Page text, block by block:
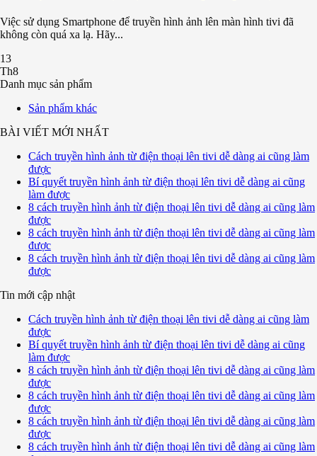
Việc sử dụng Smartphone để truyền hình ảnh lên màn hình tivi đã
không còn quá xa lạ. Hãy...
13
Th8
Danh mục sản phẩm
Sản phẩm khác
BÀI VIẾT MỚI NHẤT
Cách truyền hình ảnh từ điện thoại lên tivi dễ dàng ai cũng làm
được
Bí quyết truyền hình ảnh từ điện thoại lên tivi dễ dàng ai cũng
làm được
8 cách truyền hình ảnh từ điện thoại lên tivi dễ dàng ai cũng làm
được
8 cách truyền hình ảnh từ điện thoại lên tivi dễ dàng ai cũng làm
được
8 cách truyền hình ảnh từ điện thoại lên tivi dễ dàng ai cũng làm
được
Tin mới cập nhật
Cách truyền hình ảnh từ điện thoại lên tivi dễ dàng ai cũng làm
được
Bí quyết truyền hình ảnh từ điện thoại lên tivi dễ dàng ai cũng
làm được
8 cách truyền hình ảnh từ điện thoại lên tivi dễ dàng ai cũng làm
được
8 cách truyền hình ảnh từ điện thoại lên tivi dễ dàng ai cũng làm
được
8 cách truyền hình ảnh từ điện thoại lên tivi dễ dàng ai cũng làm
được
8 cách truyền hình ảnh từ điện thoại lên tivi dễ dàng ai cũng làm